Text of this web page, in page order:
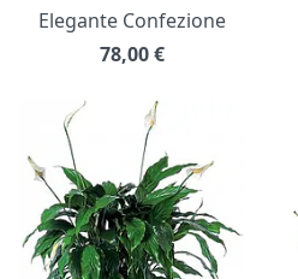
Elegante Confezione
78,00€